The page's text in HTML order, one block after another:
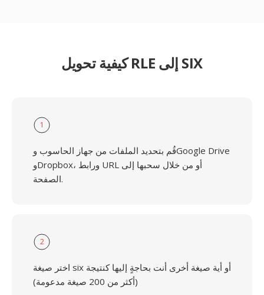
كيفية تحويل RLE إلى SIX
1
قُم بتحديد الملفات من جهاز الحاسوب وGoogle Drive
وDropbox، ورابط URL أو من خلال سحبها إلى
الصفحة.
2
اختر صيغة six أو أية صيغة أخرى أنت بحاجةٍ إليها كنتيجة
(أكثر من 200 صيغة مدعومة)